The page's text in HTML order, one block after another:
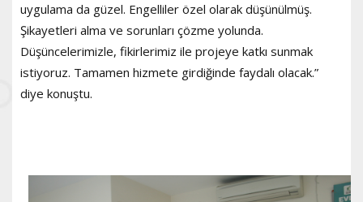
uygulama da güzel. Engelliler özel olarak düşünülmüş.
Şikayetleri alma ve sorunları çözme yolunda.
Düşüncelerimizle, fikirlerimiz ile projeye katkı sunmak
istiyoruz. Tamamen hizmete girdiğinde faydalı olacak.”
diye konuştu.